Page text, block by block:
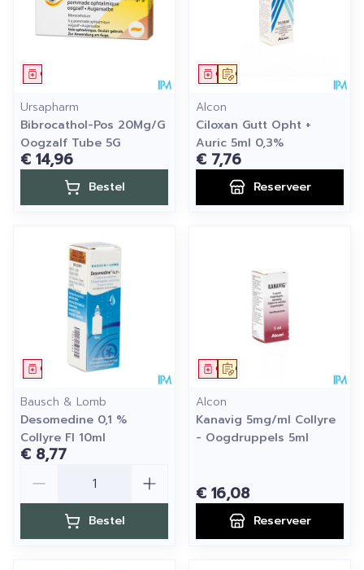
Geneesmiddel
Ursapharm
Bibrocathol-Pos 20Mg/G
Oogzalf Tube 5G
€ 14,96
Bestel
Op voorschrift
Geneesmiddel
Alcon
Ciloxan Gutt Opht +
Auric 5ml 0,3%
€ 7,76
Reserveer
Geneesmiddel
Bausch & Lomb
Desomedine 0,1 %
Collyre Fl 10ml
€ 8,77
Bestel
Op voorschrift
Geneesmiddel
Alcon
Kanavig 5mg/ml Collyre
- Oogdruppels 5ml
€ 16,08
Reserveer